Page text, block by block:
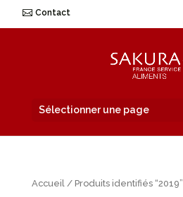
Contact
Sélectionner une page
Accueil/ Produits identifiés “2019”